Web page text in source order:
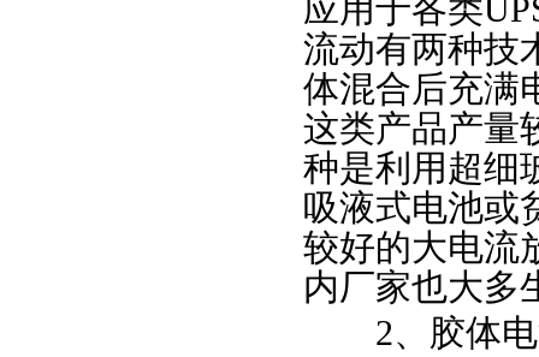
应用于各类
流动有两种技
体混合后充满
这类产品产量
种是利用超细
吸液式电池或
较好的大电流
内厂家也大多
2、胶体电